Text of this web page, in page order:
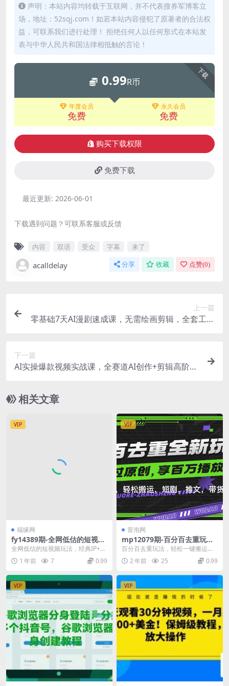
声明：本站内容均转载于互联网，并不代表搜券军博客立
场，地址：52sqj.com！如若本站内容侵犯了原著者的合法权
益，可联系我们进行处理！ 拒绝任何人以任何形式在本站发
表与中华人民共和国法律相抵触的言论！
下载
0.99R币
年度会员
免费
永久会员
免费
购买下载权限
免费下载
最近更新: 2026-06-01
下载遇到问题？可联系客服或反馈
内容 双语 受众 字幕 来了
acalldelay 分享 收藏 点赞(0)
上一篇
零基础7天AI漫剧速成课，无需绘画剪辑，全套工具
下一篇
AI实操爆款视频实战课，全赛道AI创作+剪辑高阶技
相关文章
VIP
福缘网
fy14389期-全网低估的短视频
玩法，经典IP+语录，几分钟
视频轻松日赚1000+
全网低估的短视频玩法，经典IP+语
录，几分钟视频轻松日赚1000+ 现
在大家都喜...
1 年前 7 0.99
VIP
冒泡网
mp12079期-百分百去重玩
法，轻松一键搬运，享受百万
爆款，短剧，推文，带货神
器，轻松过原创
百分百去重玩法，轻松一键搬运，
享受百万爆款，短剧，推文，带货
神器，轻松过原创【揭...
2 年前 25 0.99
VIP VIP